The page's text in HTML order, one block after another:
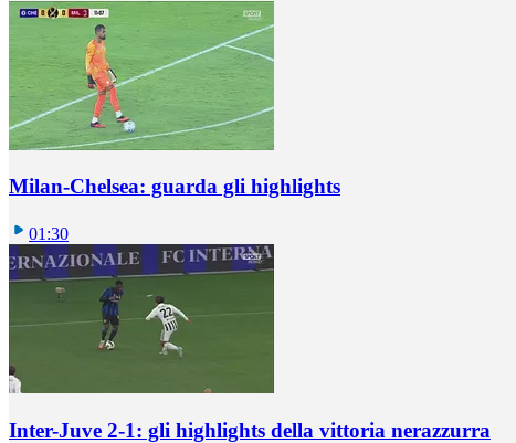
Milan-Chelsea: guarda gli highlights
01:30
Inter-Juve 2-1: gli highlights della vittoria nerazzurra